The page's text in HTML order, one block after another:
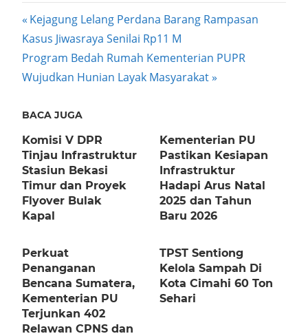
Post
navigation
Previous
Post:
Kejagung Lelang Perdana Barang Rampasan
Kasus Jiwasraya Senilai Rp11 M
Next
Post:
Program Bedah Rumah Kementerian PUPR
Wujudkan Hunian Layak Masyarakat
BACA JUGA
Komisi V DPR
Tinjau Infrastruktur
Stasiun Bekasi
Timur dan Proyek
Flyover Bulak
Kapal
Kementerian PU
Pastikan Kesiapan
Infrastruktur
Hadapi Arus Natal
2025 dan Tahun
Baru 2026
Perkuat
Penanganan
Bencana Sumatera,
Kementerian PU
Terjunkan 402
Relawan CPNS dan
TPST Sentiong
Kelola Sampah Di
Kota Cimahi 60 Ton
Sehari